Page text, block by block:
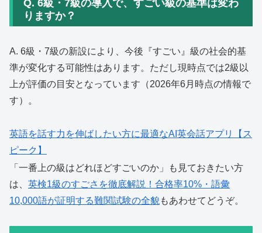
Q. 6級・7級の導入で、すごい級の基準は変わ
りますか？
A. 6級・7級の新設により、今後『すごい』級の社会的基
準が変化する可能性はあります。ただし現時点では2級以
上が評価の目安となっています（2026年6月時点の情報で
す）。
英語を話す力を伸ばしたい方に最適なAI英会話アプリ【ス
ピーク】
「一番上の級はどれほどすごいのか」も見ておきたい方
は、 英検1級のすごさを徹底解説！合格率10%・語彙
10,000語が証明する難関試験の全貌 もあわせてどうぞ。